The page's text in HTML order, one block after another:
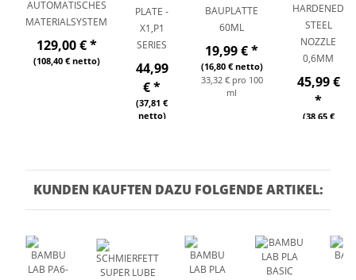
AUTOMATISCHES
MATERIALSYSTEM
129,00 €*
(108,40 € netto)
PLATE -
X1,P1
SERIES
44,99
€*
(37,81 €
netto)
BAUPLATTE
60ML
19,99 €*
(16,80 € netto)
33,32 € pro 100
ml
HARDENED
STEEL
NOZZLE
0,6MM
45,99 €
*
(38,65 €
KUNDEN KAUFTEN DAZU FOLGENDE ARTIKEL: